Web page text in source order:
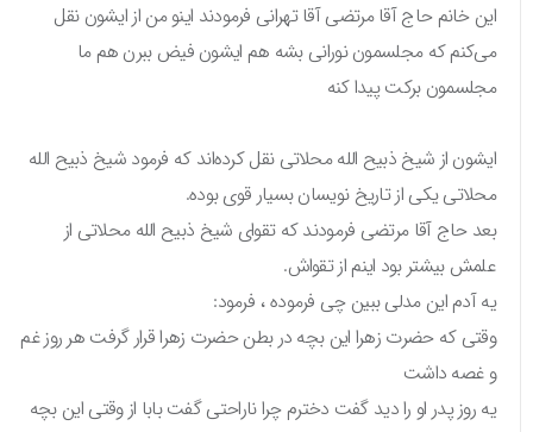
این خانم حاج آقا مرتضی آقا تهرانی فرمودند اینو من از ایشون نقل
می‌کنم که مجلسمون نورانی بشه هم ایشون فیض ببرن هم ما
مجلسمون برکت پیدا کنه
ایشون از شیخ ذبیح الله محلاتی نقل کرده‌اند که فرمود شیخ ذبیح الله
محلاتی یکی از تاریخ نویسان بسیار قوی بوده.
بعد حاج آقا مرتضی فرمودند که تقوای شیخ ذبیح الله محلاتی از
علمش بیشتر بود اینم از تقواش.
یه آدم این مدلی ببین چی فرموده ، فرمود:
وقتی که حضرت زهرا این بچه در بطن حضرت زهرا قرار گرفت هر روز غم
و غصه داشت
یه روز پدر او را دید گفت دخترم چرا ناراحتی گفت بابا از وقتی این بچه